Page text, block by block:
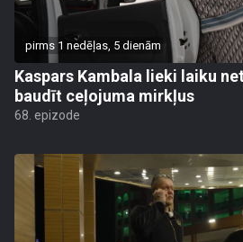
pirms 1 nedēļas, 5 dienām
Kaspars Kambala lieki laiku
baudīt ceļojuma mirkļus
68. epizode